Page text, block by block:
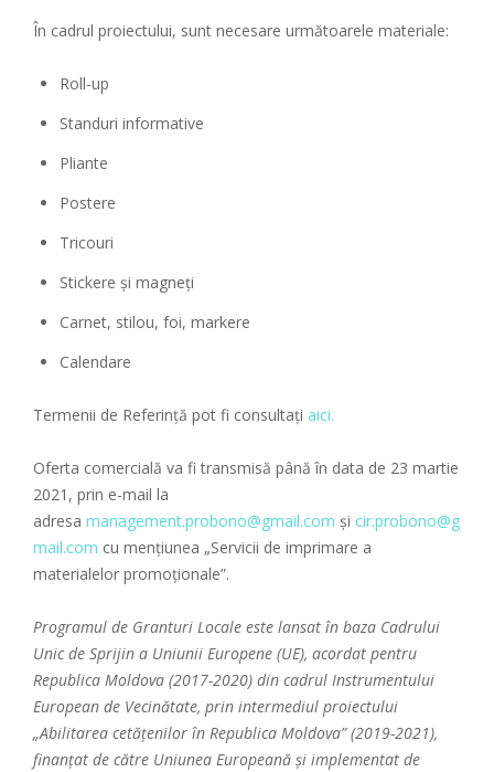
În cadrul proiectului, sunt necesare următoarele materiale:
Roll-up
Standuri informative
Pliante
Postere
Tricouri
Stickere și magneți
Carnet, stilou, foi, markere
Calendare
Termenii de Referință pot fi consultați aici.
Oferta comercială va fi transmisă până în data de 23 martie
2021, prin e-mail la
adresa management.probono@gmail.com și cir.probono@g
mail.com cu mențiunea „Servicii de imprimare a
materialelor promoționale”.
Programul de Granturi Locale este lansat în baza Cadrului
Unic de Sprijin a Uniunii Europene (UE), acordat pentru
Republica Moldova (2017-2020) din cadrul Instrumentului
European de Vecinătate, prin intermediul proiectului
„Abilitarea cetățenilor în Republica Moldova” (2019-2021),
finanțat de către Uniunea Europeană și implementat de